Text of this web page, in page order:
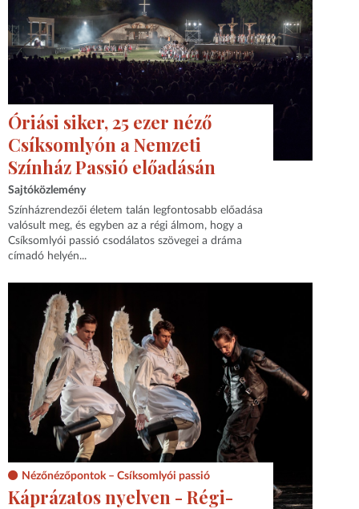
Óriási siker, 25 ezer néző
Csíksomlyón a Nemzeti
Színház Passió előadásán
Sajtóközlemény
Színházrendezői életem talán legfontosabb előadása
valósult meg, és egyben az a régi álmom, hogy a
Csíksomlyói passió csodálatos szövegei a dráma
címadó helyén...
Nézőnézőpontok – Csíksomlyói passió
Káprázatos nyelven - Régi-